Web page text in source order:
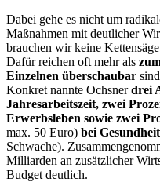
Dabei gehe es nicht um
Maßnahmen mit deutlicher
brauchen wir keine
Dafür reichen oft mehr als
Einzelnen überschaubar
Konkret nannte Ochsnerdrei
Jahresarbeitszeit, zwei
Erwerbsleben sowie zwei
max. 50 Euro) bei
Schwache).
Milliarden an zusätzlicher
Budget deutlich.